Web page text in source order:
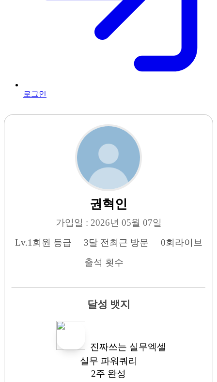
로그인
권혁인
가입일 : 2026년 05월 07일
Lv.1 회원 등급 3달 전 최근 방문 0회 라이브
출석 횟수
달성 뱃지
진짜쓰는 실무엑셀
실무 파워쿼리
2주 완성